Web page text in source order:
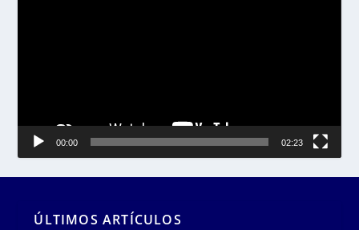
00:00 02:23
ÚLTIMOS ARTÍCULOS